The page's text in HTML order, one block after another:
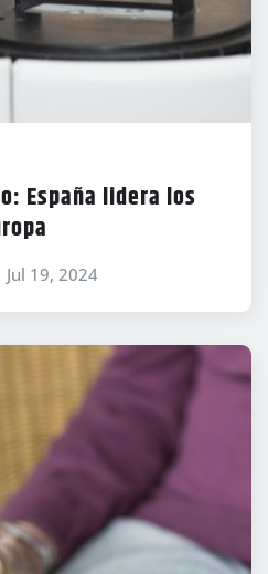
España lidera los
Jul 19, 2024